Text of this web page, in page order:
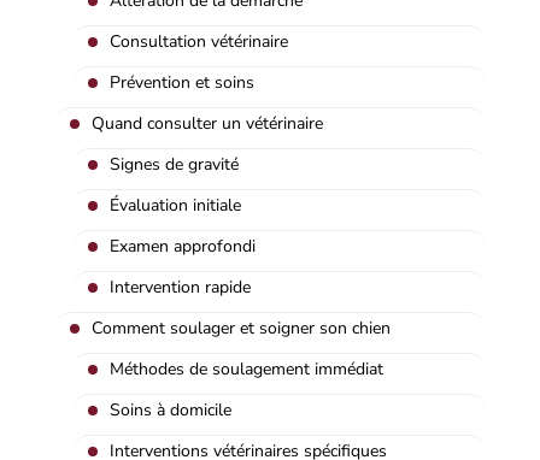
Consultation vétérinaire
Prévention et soins
Quand consulter un vétérinaire
Signes de gravité
Évaluation initiale
Examen approfondi
Intervention rapide
Comment soulager et soigner son chien
Méthodes de soulagement immédiat
Soins à domicile
Interventions vétérinaires spécifiques